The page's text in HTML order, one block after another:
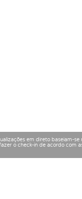
em direto baseiam-
o check-in de acordo com